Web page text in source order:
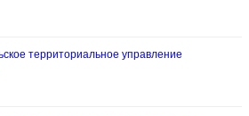
территориальное управление